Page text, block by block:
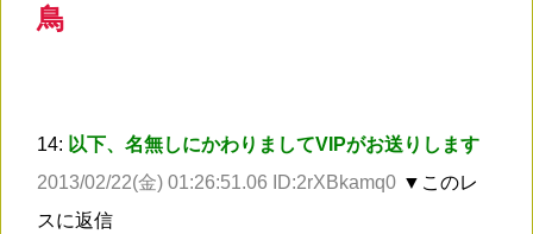
鳥
14: 以下、名無しにかわりましてVIPがお送りします
2013/02/22(金) 01:26:51.06 ID:2rXBkamq0 ▼このレ
スに返信